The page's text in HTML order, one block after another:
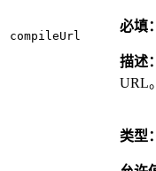
compileUrl
必填：
描述：
URL。
类型：